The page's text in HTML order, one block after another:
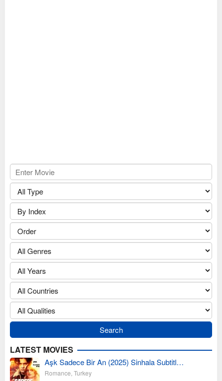
LATEST MOVIES
Aşk Sadece Bir An (2025) Sinhala Subtitl…
Romance Turkey